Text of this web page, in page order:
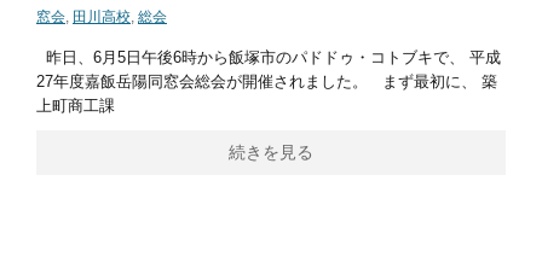
窓会, 田川高校, 総会
昨日、6月5日午後6時から飯塚市のパドドゥ・コトブキで、 平成
27年度嘉飯岳陽同窓会総会が開催されました。 まず最初に、 築
上町商工課
続きを見る